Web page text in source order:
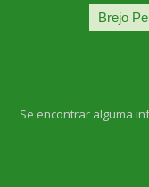
Se encontrar alguma